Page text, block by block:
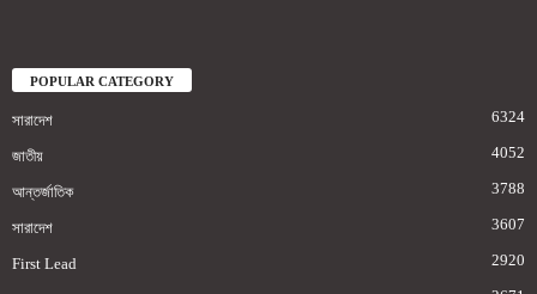
POPULAR CATEGORY
সারাদেশ 6324
জাতীয় 4052
আন্তর্জাতিক 3788
সারাদেশ 3607
First Lead 2920